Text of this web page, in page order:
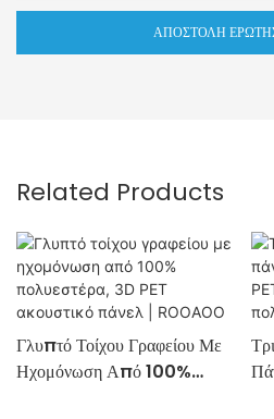
ΑΠΟΣΤΟΛΉ
Related Products
Γλυπτό Τοίχου Γραφείου Με
Ηχομόνωση Από 100%